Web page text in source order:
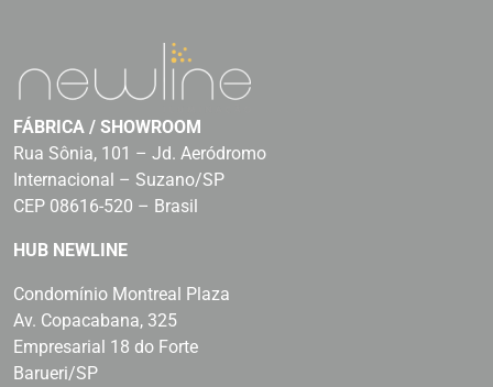
FÁBRICA / SHOWROOM
Rua Sônia, 101 – Jd. Aeródromo
Internacional – Suzano/SP
CEP 08616-520 – Brasil
HUB NEWLINE
Condomínio Montreal Plaza
Av. Copacabana, 325
Empresarial 18 do Forte
Barueri/SP